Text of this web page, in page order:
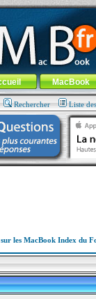
Apple... 100% nomade !
-Aller au menu
MacBook
Rechercher Liste
les MacBook Index du